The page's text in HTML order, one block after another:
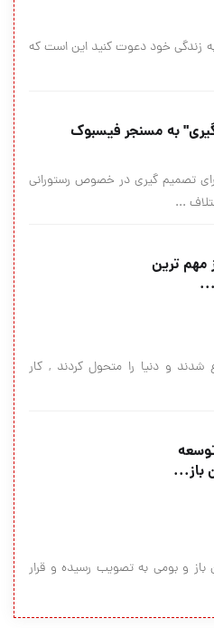
زندگی خود دعوت کنید این است که
به مسنجر فیسبوک
تصمیم گیری در خصوص رستورانی
...
مهم ترین
شدند و دنیا را متحول کردند , کار
باز...
باز و بومی به تصویب رسیده و قرار